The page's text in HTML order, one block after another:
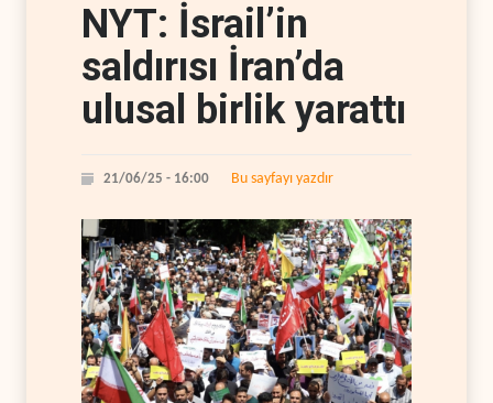
NYT: İsrail’in
saldırısı İran’da
ulusal birlik yarattı
21/06/25 - 16:00 Bu sayfayı yazdır